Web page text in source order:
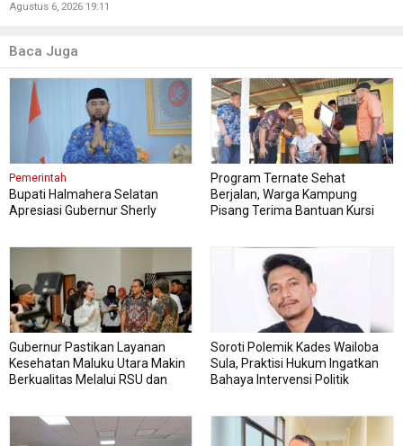
Agustus 6, 2026 19:11
Baca Juga
Pemerintah
Bupati Halmahera Selatan
Apresiasi Gubernur Sherly
Program Ternate Sehat
Berjalan, Warga Kampung
Pisang Terima Bantuan Kursi
Gubernur Pastikan Layanan
Kesehatan Maluku Utara Makin
Berkualitas Melalui RSU dan
Soroti Polemik Kades Wailoba
Sula, Praktisi Hukum Ingatkan
Bahaya Intervensi Politik